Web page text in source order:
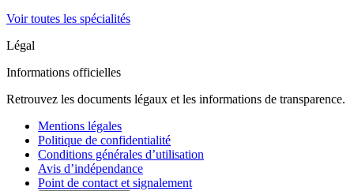
Voir toutes les spécialités
Légal
Informations officielles
Retrouvez les documents légaux et les informations de transparence.
Mentions légales
Politique de confidentialité
Conditions générales d’utilisation
Avis d’indépendance
Point de contact et signalement